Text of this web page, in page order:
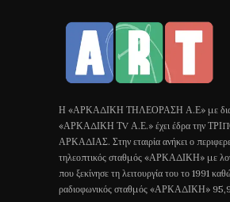
Η «ΑΡΚΑΔΙΚΗ ΤΗΛΕΟΡΑΣΗ Α.Ε» με
«ΑΡΚΑΔΙΚΗ ΤV Α.Ε.» έχει έδρα την
ΑΡΚΑΔΙΑΣ. Στην εταιρία ανήκει ο
τηλεοπτικός σταθμός «ΑΡΚΑΔΙΚΗ» με
που ξεκίνησε τη λειτουργία του το 1991
ραδιοφωνικός σταθμός «ΑΡΚΑΔΙΚΗ»